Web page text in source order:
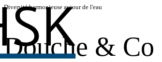
Diversité harmonieuse autour de l'eau
Douche & Co